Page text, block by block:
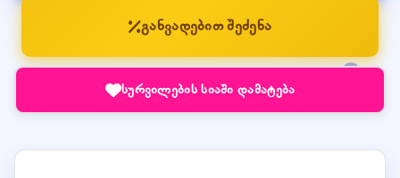
განვადებით შეძენა
სურვილების სიაში დამატება